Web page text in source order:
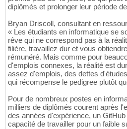
diplômés et prolonger leur période
Bryan Driscoll, consultant en
« Les étudiants en informatique se
rêve qui ne correspond pas à la
filière, travaillez dur et vous
rémunéré. Mais comme pour
d'emplois connexes, la réalité est
assez d'emplois, des dettes
qui récompense le pedigree plutôt
Pour de nombreux postes en
milliers de diplômés courent après
des années d'expérience, un
capacité de travailler pour un faible